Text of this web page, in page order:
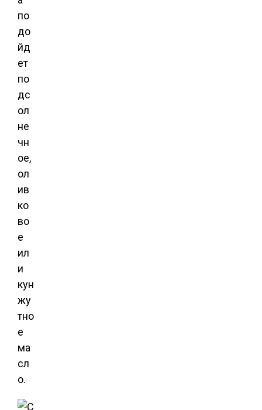
по
до
йд
ет
по
дс
ол
не
чн
ое,
ол
ив
ко
во
е
ил
и
кун
жу
тно
е
ма
сл
о.